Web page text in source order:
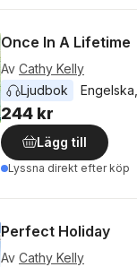
Once In A Lifetime
Av Cathy Kelly
Ljudbok
Engelska
244 kr
Lägg till
Lyssna direkt efter köp
Perfect Holiday
Av Cathy Kelly